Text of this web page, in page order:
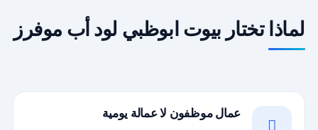
لماذا تختار بيوت ابوظبي لود أب موفرز
عمال موظفون لا عمالة يومية